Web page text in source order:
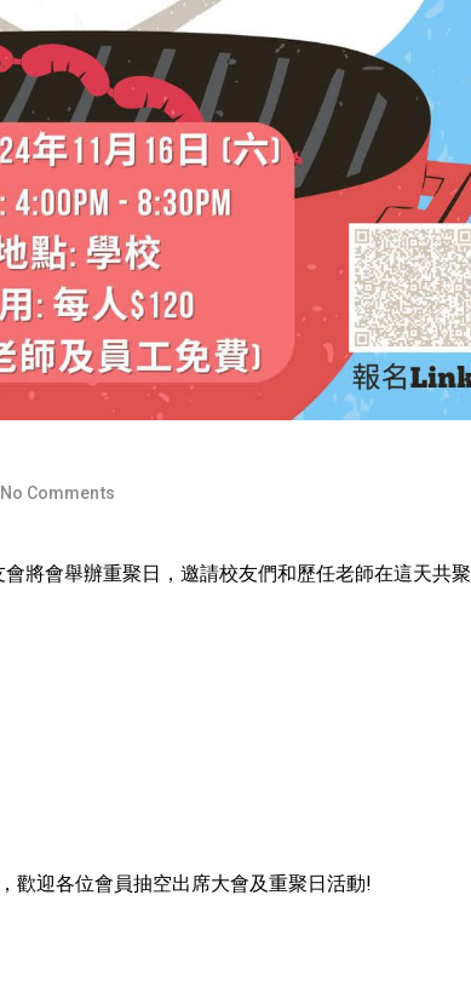
No Comments
將會舉辦重聚日，邀請校友們和歷任老師在這天共聚
歡迎各位會員抽空出席大會及重聚日活動!